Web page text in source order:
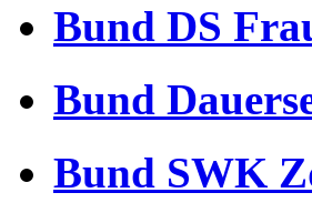
Bund DS
Bund
Bund SWK